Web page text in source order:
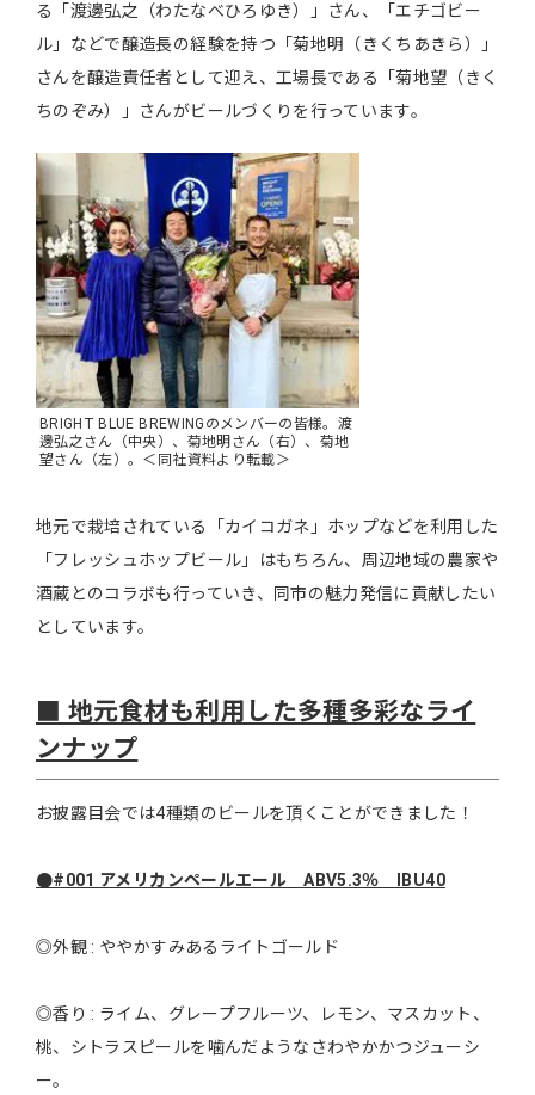
る「渡邊弘之（わたなべひろゆき）」さん、「エチゴビー
ル」などで醸造長の経験を持つ「菊地明（きくちあきら）」
さんを醸造責任者として迎え、工場長である「菊地望（きく
ちのぞみ）」さんがビールづくりを行っています。
BRIGHT BLUE BREWINGのメンバーの皆様。渡
邊弘之さん（中央）、菊地明さん（右）、菊地
望さん（左）。＜同社資料より転載＞
地元で栽培されている「カイコガネ」ホップなどを利用した
「フレッシュホップビール」はもちろん、周辺地域の農家や
酒蔵とのコラボも行っていき、同市の魅力発信に貢献したい
としています。
■ 地元食材も利用した多種多彩なライ
ンナップ
お披露目会では4種類のビールを頂くことができました！
●#001 アメリカンペールエール ABV5.3％ IBU40
◎外観 : ややかすみあるライトゴールド
◎香り : ライム、グレープフルーツ、レモン、マスカット、
桃、シトラスピールを噛んだようなさわやかかつジューシ
ー。